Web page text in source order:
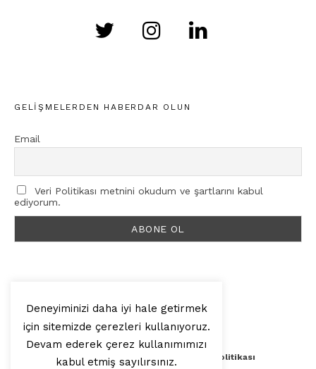
GELIŞMELERDEN HABERDAR OLUN
Email
Veri Politikası metnini okudum ve şartlarını kabul
ediyorum.
© 2025, Artilop
Künye Yazar Başvurusu Veri Politikası
Deneyiminizi daha iyi hale getirmek
için sitemizde çerezleri kullanıyoruz.
Devam ederek çerez kullanımımızı
kabul etmiş sayılırsınız.